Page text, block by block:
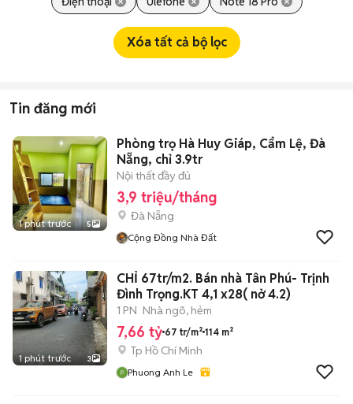
Xóa tất cả bộ lọc
Tin đăng mới
1 phút trước 5
Phòng trọ Hà Huy Giáp, Cẩm Lệ, Đà
Nẵng, chỉ 3.9tr
Nội thất đầy đủ
3,9 triệu/tháng
Đà Nẵng
Cộng Đồng Nhà Đất
1 phút trước 3
CHỈ 67tr/m2. Bán nhà Tân Phú- Trịnh
Đình Trọng.KT 4,1 x28( nở 4.2)
1 PN Nhà ngõ, hẻm
7,66 tỷ 67 tr/m² 114 m²
Tp Hồ Chí Minh
Phuong Anh Le